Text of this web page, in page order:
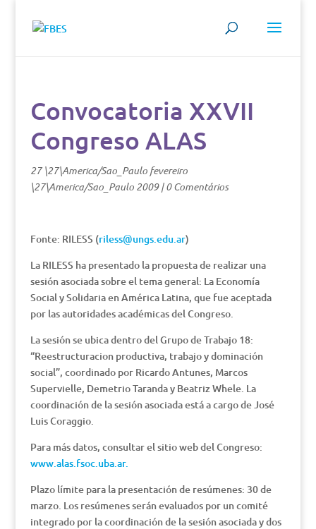
Convocatoria XXVII
Congreso ALAS
27 \27\America/Sao_Paulo fevereiro
\27\America/Sao_Paulo 2009|0 Comentários
Fonte: RILESS (riless@ungs.edu.ar)
La RILESS ha presentado la propuesta de realizar una
sesión asociada sobre el tema general: La Economía
Social y Solidaria en América Latina, que fue aceptada
por las autoridades académicas del Congreso.
La sesión se ubica dentro del Grupo de Trabajo 18:
“Reestructuracion productiva, trabajo y dominación
social”, coordinado por Ricardo Antunes, Marcos
Supervielle, Demetrio Taranda y Beatriz Whele. La
coordinación de la sesión asociada está a cargo de José
Luis Coraggio.
Para más datos, consultar el sitio web del Congreso:
www.alas.fsoc.uba.ar.
Plazo límite para la presentación de resúmenes: 30 de
marzo. Los resúmenes serán evaluados por un comité
integrado por la coordinación de la sesión asociada y dos